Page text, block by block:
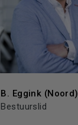
B. Eggink (Noord)
Bestuurslid